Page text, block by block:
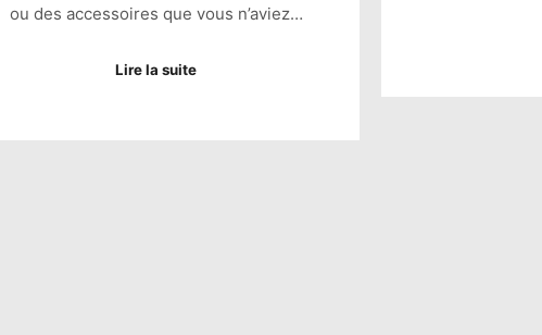
ou des accessoires que vous n’aviez…
Lire la suite